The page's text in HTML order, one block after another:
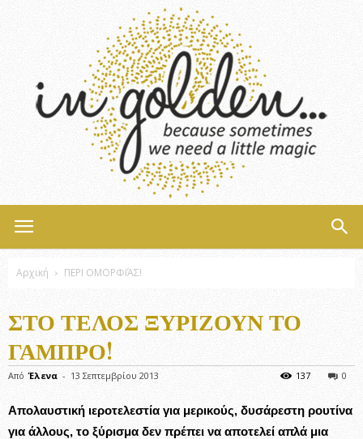
Αρχική ΠΕΡΙ ΟΜΟΡΦΙΆΣ!
ΣΤΟ ΤΈΛΟΣ ΞΥΡΊΖΟΥΝ ΤΟ
ΓΑΜΠΡΌ!
Από Έλενα - 13 Σεπτεμβρίου 2013 0
137
Απολαυστική ιεροτελεστία για μερικούς, δυσάρεστη ρουτίνα
για άλλους, το ξύρισμα δεν πρέπει να αποτελεί απλά μια